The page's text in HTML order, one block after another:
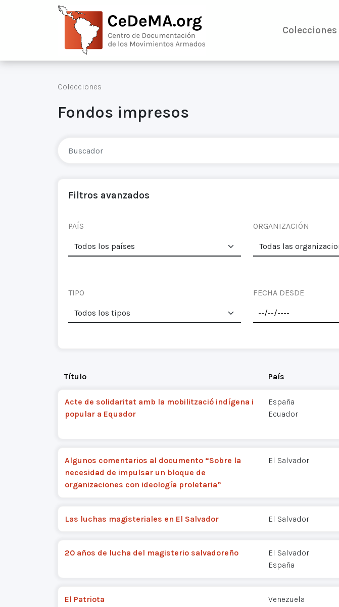
Colecciones
Colecciones
Fondos impresos
Filtros avanzados
PAÍS ORGANIZACIÓN
TIPO FECHA DESDE
Título País
Acte de solidaritat amb la mobilització indígena i
popular a Equador
España
Ecuador
Algunos comentarios al documento “Sobre la
necesidad de impulsar un bloque de
organizaciones con ideología proletaria”
El Salvador
Las luchas magisteriales en El Salvador El Salvador
20 años de lucha del magisterio salvadoreño
El Salvador
España
El Patriota Venezuela